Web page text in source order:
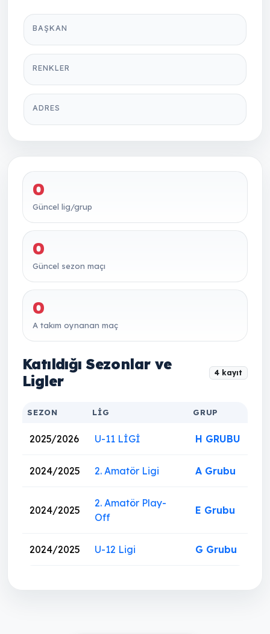
BAŞKAN
RENKLER
ADRES
0
Güncel lig/grup
0
Güncel sezon maçı
0
A takım oynanan maç
Katıldığı Sezonlar ve
Ligler
4 kayıt
SEZON LIG GRUP
2025/2026 U-11 LİGİ H GRUBU
2024/2025 2. Amatör Ligi A Grubu
2024/2025
2. Amatör Play-
Off
E Grubu
2024/2025 U-12 Ligi G Grubu